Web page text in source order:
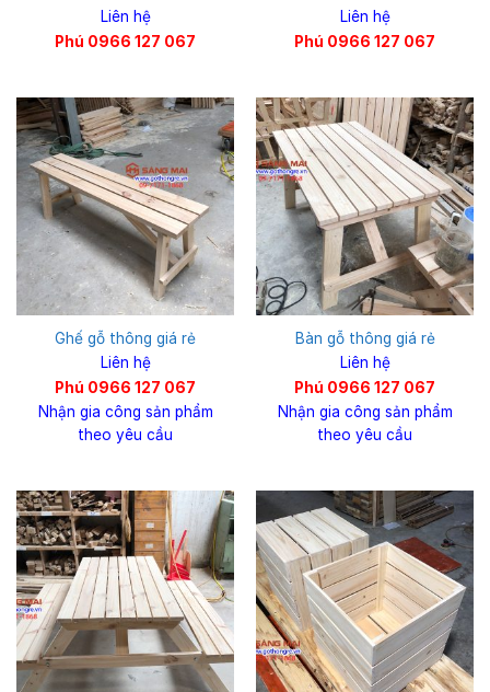
Liên hệ
Phú 0966 127 067
Liên hệ
Phú 0966 127 067
Ghế gỗ thông giá rẻ
Liên hệ
Phú 0966 127 067
Nhận gia công sản phẩm
theo yêu cầu
Bàn gỗ thông giá rẻ
Liên hệ
Phú 0966 127 067
Nhận gia công sản phẩm
theo yêu cầu